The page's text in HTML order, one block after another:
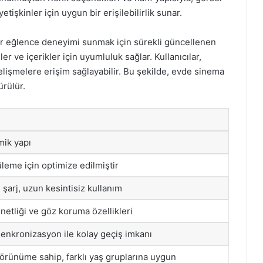
için uygun bir erişilebilirlik sunar.
eğlence deneyimi sunmak için sürekli güncellenen
ve içerikler için uyumluluk sağlar. Kullanıcılar,
erişim sağlayabilir. Bu şekilde, evde sinema
yapı
için optimize edilmiştir
şarj, uzun kesintisiz kullanım
ve göz koruma özellikleri
ile kolay geçiş imkanı
sahip, farklı yaş gruplarına uygun